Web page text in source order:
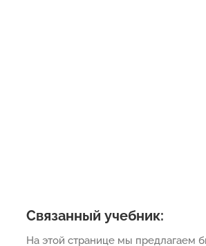
Связанный учебник:
На этой странице мы предлагаем